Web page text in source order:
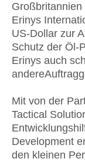
Erinys
US-Dollar zur
Schutz der Öl-
Erinys auch
Mit von der
Tactical
Development
den kleinen